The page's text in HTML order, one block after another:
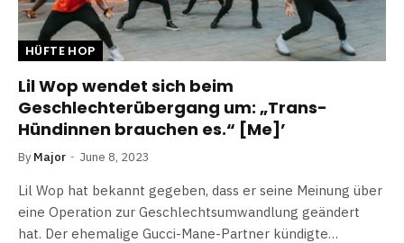
HÜFTE HOP
Lil Wop wendet sich beim
Geschlechterübergang um: „Trans-
Hündinnen brauchen es.“ [Me]’
By Major June 8, 2023
Lil Wop hat bekannt gegeben, dass er seine Meinung über
eine Operation zur Geschlechtsumwandlung geändert
hat. Der ehemalige Gucci-Mane-Partner kündigte…